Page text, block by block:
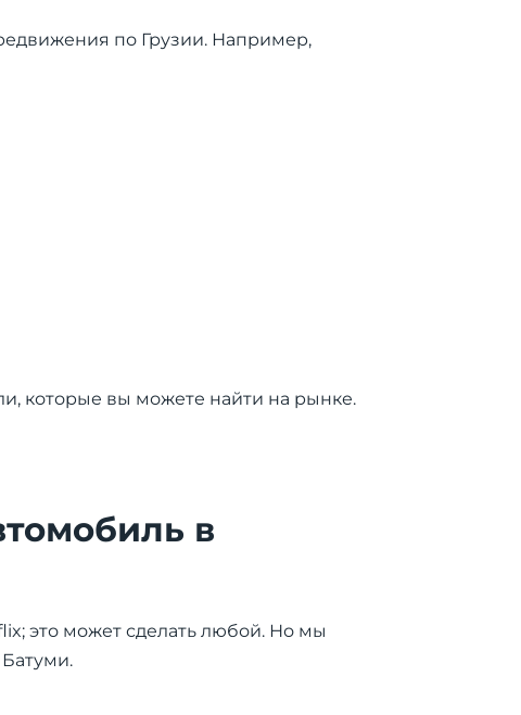
по Грузии. Например,
которые вы можете найти на рынке.
в
это может сделать любой. Но мы